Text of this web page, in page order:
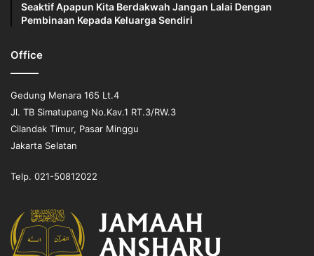
Seaktif Apapun Kita Berdakwah Jangan Lalai Dengan
Pembinaan Kepada Keluarga Sendiri
Office
Gedung Menara 165 Lt.4
Jl. TB Simatupang No.Kav.1 RT.3/RW.3
Cilandak Timur, Pasar Minggu
Jakarta Selatan
Telp. 021-50812022